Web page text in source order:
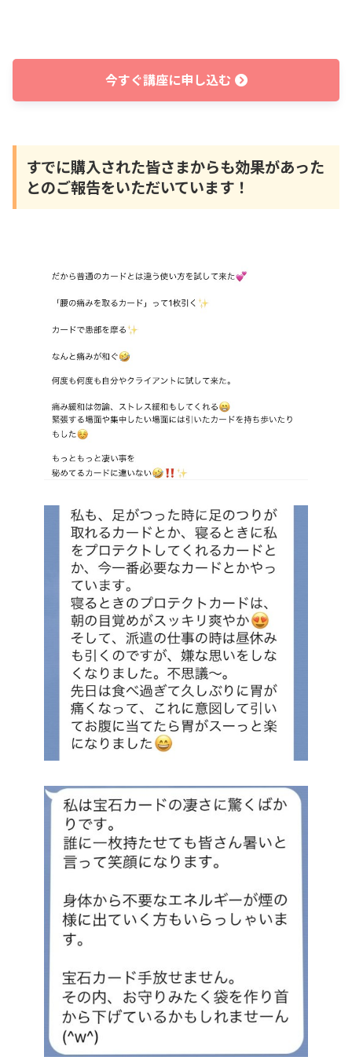
今すぐ講座に申し込む
すでに購入された皆さまからも効果があった
とのご報告をいただいています！